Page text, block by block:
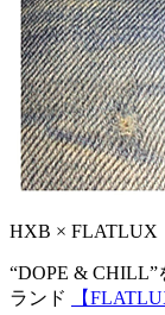
HXB × FLATLUX
“DOPE &
ランド
【